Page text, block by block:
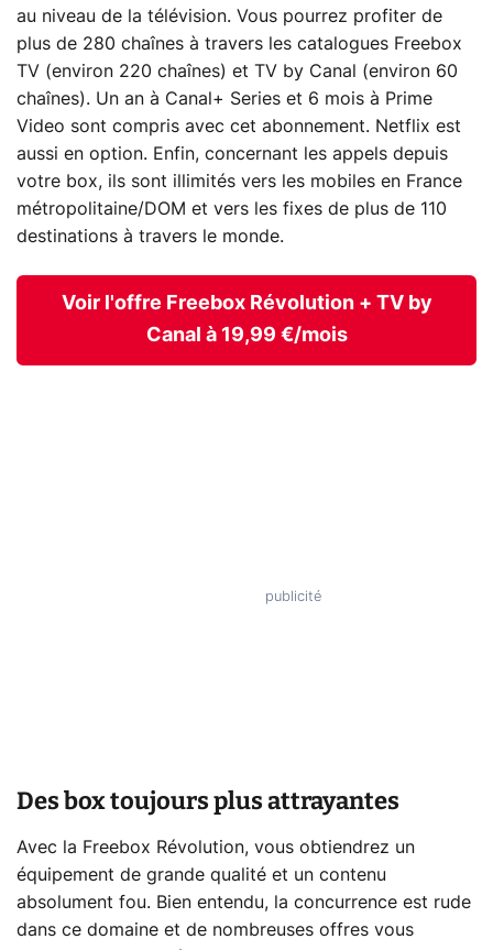
au niveau de la télévision. Vous pourrez profiter de
plus de 280 chaînes à travers les catalogues Freebox
TV (environ 220 chaînes) et TV by Canal (environ 60
chaînes). Un an à Canal+ Series et 6 mois à Prime
Video sont compris avec cet abonnement. Netflix est
aussi en option. Enfin, concernant les appels depuis
votre box, ils sont illimités vers les mobiles en France
métropolitaine/DOM et vers les fixes de plus de 110
destinations à travers le monde.
Voir l'offre Freebox Révolution + TV by
Canal à 19,99 €/mois
Des box toujours plus attrayantes
Avec la Freebox Révolution, vous obtiendrez un
équipement de grande qualité et un contenu
absolument fou. Bien entendu, la concurrence est rude
dans ce domaine et de nombreuses offres vous